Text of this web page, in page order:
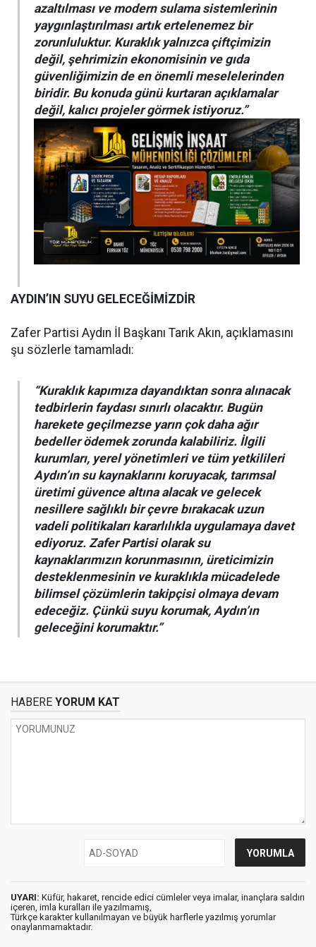
azaltılması ve modern sulama sistemlerinin
yaygınlaştırılması artık ertelenemez bir
zorunluluktur. Kuraklık yalnızca çiftçimizin
değil, şehrimizin ekonomisinin ve gıda
güvenliğimizin de en önemli meselelerinden
biridir. Bu konuda günü kurtaran açıklamalar
değil, kalıcı projeler görmek istiyoruz.”
AYDIN’IN SUYU GELECEĞİMİZDİR
Zafer Partisi Aydın İl Başkanı Tarık Akın, açıklamasını
şu sözlerle tamamladı:
“Kuraklık kapımıza dayandıktan sonra alınacak
tedbirlerin faydası sınırlı olacaktır. Bugün
harekete geçilmezse yarın çok daha ağır
bedeller ödemek zorunda kalabiliriz. İlgili
kurumları, yerel yönetimleri ve tüm yetkilileri
Aydın’ın su kaynaklarını koruyacak, tarımsal
üretimi güvence altına alacak ve gelecek
nesillere sağlıklı bir çevre bırakacak uzun
vadeli politikaları kararlılıkla uygulamaya davet
ediyoruz. Zafer Partisi olarak su
kaynaklarımızın korunmasının, üreticimizin
desteklenmesinin ve kuraklıkla mücadelede
bilimsel çözümlerin takipçisi olmaya devam
edeceğiz. Çünkü suyu korumak, Aydın’ın
geleceğini korumaktır.”
HABERE YORUM KAT
UYARI: Küfür, hakaret, rencide edici cümleler veya imalar, inançlara saldırı
içeren, imla kuralları ile yazılmamış,
Türkçe karakter kullanılmayan ve büyük harflerle yazılmış yorumlar
onaylanmamaktadır.